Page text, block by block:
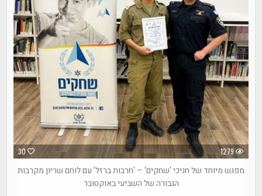
30 1279
מפגש מיוחד של חניכי 'שחקים' – 'חרבות ברזל' עם לוחם שריון מקרבות
הגבורה של השביעי באוקטובר